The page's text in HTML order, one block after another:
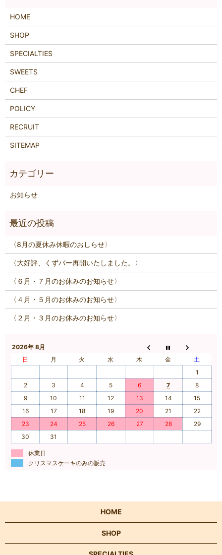
HOME
SHOP
SPECIALTIES
SWEETS
CHEF
POLICY
RECRUIT
SITEMAP
お知らせ
〈8月の夏休み休暇のおしらせ〉
〈大好評、くずバー再開いたしました。〉
〈６月・７月のお休みのお知らせ〉
〈４月・５月のお休みのお知らせ〉
〈２月・３月のお休みのお知らせ〉
2026年 8月
日
月 火 水 木 金
土
1
2
3 4 5 6 7
8
9
10 11 12 13 14
15
16
17 18 19 20 21
22
23
24 25 26 27 28
29
30
31
休業日
クリスマスケーキのみの販売
HOME
SHOP